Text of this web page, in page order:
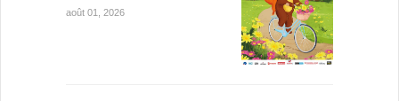
août 01, 2026